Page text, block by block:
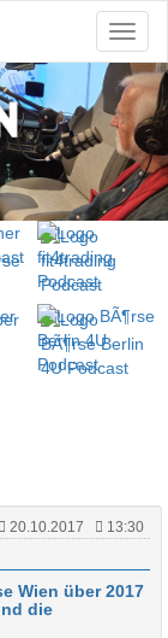
20.10.2017
13:30
Wien über 2017
die